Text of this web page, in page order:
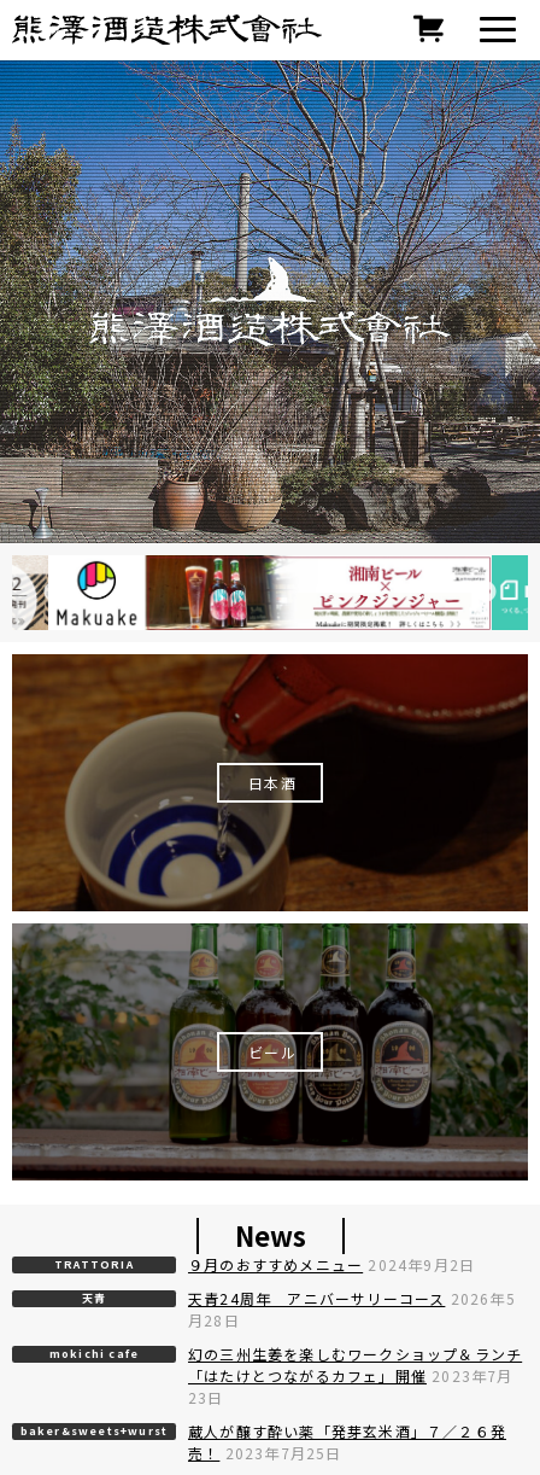
Pr
io
us
N
t
日本酒
ビール
News
TRATTORIA ９月のおすすめメニュー 2024年9月2日
天青 天青24周年 アニバーサリーコース 2026年5
月28日
mokichi cafe
幻の三州生姜を楽しむワークショップ＆ランチ
「はたけとつながるカフェ」開催 2023年7月
23日
baker&sweets+wurst
蔵人が醸す酔い薬「発芽玄米酒」７／２６発
売！
2023年7月25日